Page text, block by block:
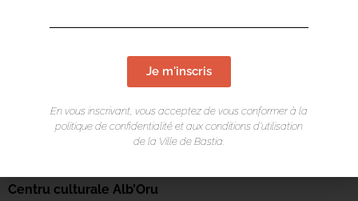
Centru culturale Alb’Oru
Je m'inscris
En vous inscrivant, vous acceptez de vous conformer à la
politique de confidentialité et aux conditions d’utilisation
de la Ville de Bastia.